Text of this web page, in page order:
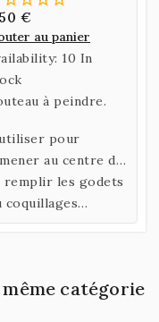
€
au panier
10 In
à peindre.
pour
au centre de
le pigment
des broyages.
remplir les godets
coquillages
2 couteaux,
la pousser dans
catégorie